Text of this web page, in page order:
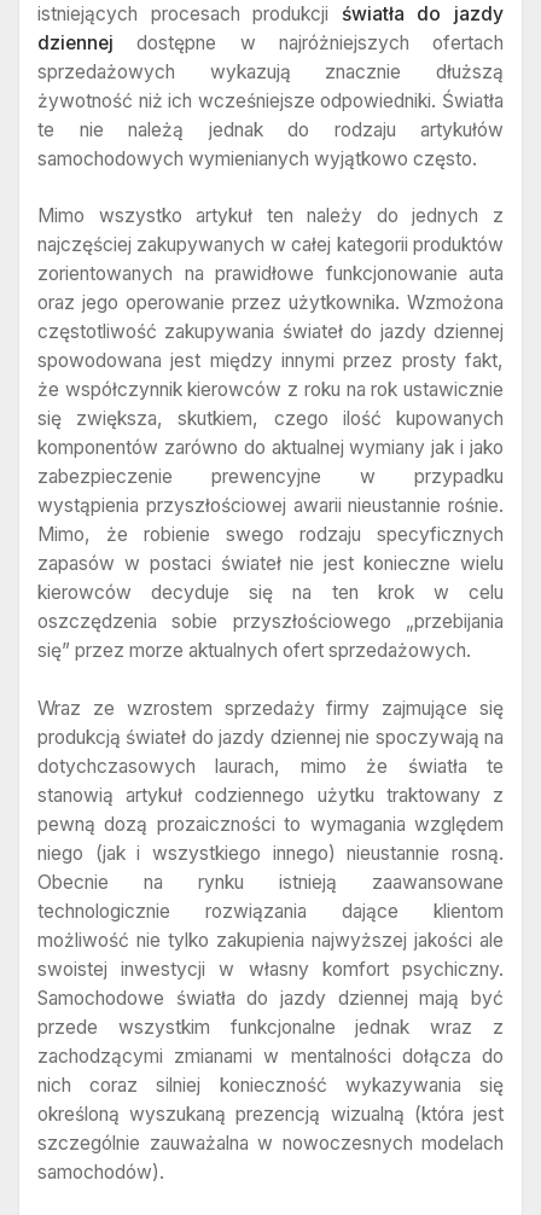
istniejących procesach produkcji światła do jazdy
dziennej dostępne w najróżniejszych ofertach
sprzedażowych wykazują znacznie dłuższą
żywotność niż ich wcześniejsze odpowiedniki. Światła
te nie należą jednak do rodzaju artykułów
samochodowych wymienianych wyjątkowo często.
Mimo wszystko artykuł ten należy do jednych z
najczęściej zakupywanych w całej kategorii produktów
zorientowanych na prawidłowe funkcjonowanie auta
oraz jego operowanie przez użytkownika. Wzmożona
częstotliwość zakupywania świateł do jazdy dziennej
spowodowana jest między innymi przez prosty fakt,
że współczynnik kierowców z roku na rok ustawicznie
się zwiększa, skutkiem, czego ilość kupowanych
komponentów zarówno do aktualnej wymiany jak i jako
zabezpieczenie prewencyjne w przypadku
wystąpienia przyszłościowej awarii nieustannie rośnie.
Mimo, że robienie swego rodzaju specyficznych
zapasów w postaci świateł nie jest konieczne wielu
kierowców decyduje się na ten krok w celu
oszczędzenia sobie przyszłościowego „przebijania
się” przez morze aktualnych ofert sprzedażowych.
Wraz ze wzrostem sprzedaży firmy zajmujące się
produkcją świateł do jazdy dziennej nie spoczywają na
dotychczasowych laurach, mimo że światła te
stanowią artykuł codziennego użytku traktowany z
pewną dozą prozaiczności to wymagania względem
niego (jak i wszystkiego innego) nieustannie rosną.
Obecnie na rynku istnieją zaawansowane
technologicznie rozwiązania dające klientom
możliwość nie tylko zakupienia najwyższej jakości ale
swoistej inwestycji w własny komfort psychiczny.
Samochodowe światła do jazdy dziennej mają być
przede wszystkim funkcjonalne jednak wraz z
zachodzącymi zmianami w mentalności dołącza do
nich coraz silniej konieczność wykazywania się
określoną wyszukaną prezencją wizualną (która jest
szczególnie zauważalna w nowoczesnych modelach
samochodów).